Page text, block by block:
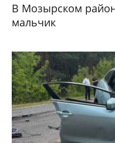
В Мозырском
мальчик